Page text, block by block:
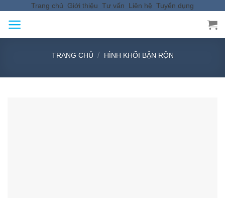
content
Trang chủ Giới thiệu Tư vấn Liên hệ Tuyển dụng
TRANG CHỦ / HÌNH KHỐI BẬN RỘN